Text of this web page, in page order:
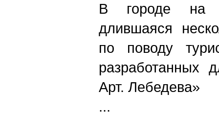
В городе на
длившаяся
по поводу
разработанных
Арт. Лебедева»
...